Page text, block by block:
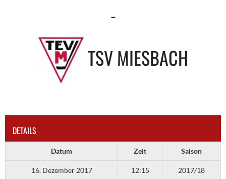
-
TSV MIESBACH
DETAILS
Datum Zeit Saison
16. Dezember 2017 12:15 2017/18